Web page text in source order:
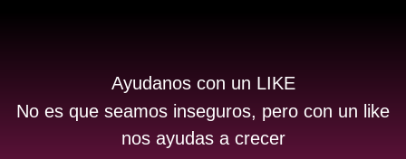
Ayudanos con un LIKE
No es que seamos inseguros, pero con un like
nos ayudas a crecer